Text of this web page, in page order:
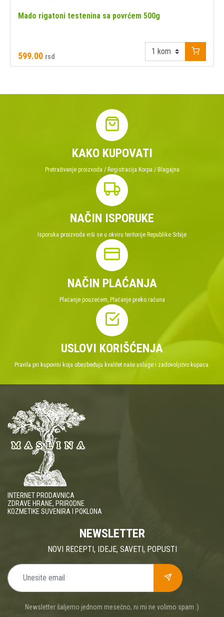
Mado rigatoni testenina sa povrćem 500g
599.00 rsd
KAKO KUPOVATI
Pretraživanje proizvoda / Registracija Korpa / Blagajna
NAČIN ISPORUKE
Isporuka proizvoda vrši se u okviru teritorije Republike Srbije
NAČIN PLAĆANJA
Plaćanje pouzećem, Plaćanje preko računa
USLOVI KORIŠĆENJA
Pravila pri kupovini koja obezbeđuju kvalitet naše usluge i zadovoljstvo kupaca.
INTERNET PRODAVNICA
ZDRAVE HRANE, PRIRODNE
KOZMETIKE SUVENIRA I POKLONA
NEWSLETTER
NOVI RECEPTI, IDEJE, SAVETI, POPUSTI
Newsletter šaljemo jednom mesečno, ni mi ne volimo spam :)